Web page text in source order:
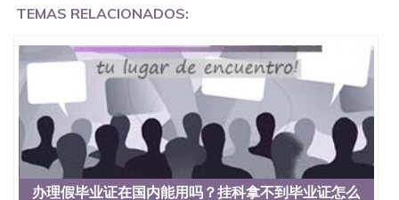
551190476国外大学文凭可以打工作吗551190476怎
证551190476哪里可以办理澳洲毕业证551190476留
学生在哪里可以买假毕业证551190476哪里可以办理
加拿大毕业证551190476申请学校办理假的毕业证成
绩单可以吗551190476哪里可以办理水印成绩单
551190476哪里可以修改成绩单GPA分数551190476
假毕业证能查出来吗551190476假文凭网上能查到吗
551190476 如何拿到国外毕业证QQ微信551190476办
假大学毕业证QQ微信551190476国外毕业证去哪认证
QQ微信551190476找毕业证封皮QQ微信551190476国
外毕业证外壳定制QQ微信551190476快速代办国外毕
TEMAS RELACIONADOS:
办理假毕业证在国内能用吗？挂科拿不到毕业证怎么